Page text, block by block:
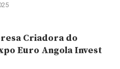
Criadora do
Euro Angola Invest